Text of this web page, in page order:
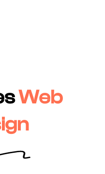
Web